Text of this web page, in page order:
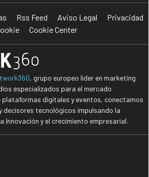
Rss Feed Aviso Legal
Privacidad
Cookie Center
, grupo europeo líder en marketing
especializados para el mercado
digitales y eventos, conectamos
tecnológicos impulsando la
Innovación y el crecimiento empresarial.